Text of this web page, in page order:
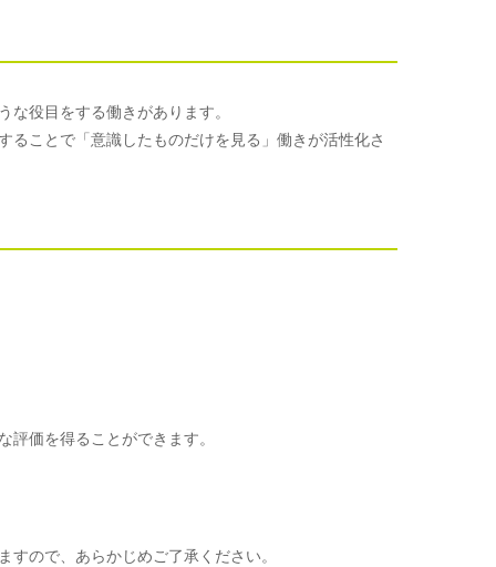
役目をする働きがあります。
ことで「意識したものだけを見る」働きが活性化さ
価を得ることができます。
ので、あらかじめご了承ください。